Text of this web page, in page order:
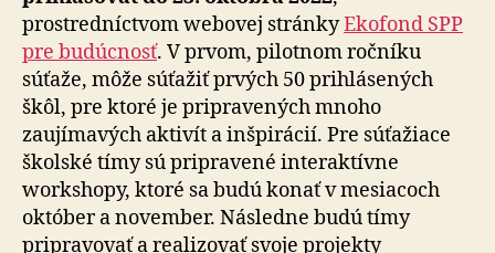
prostredníctvom webovej stránkyEkofond SPP
pre budúcnosť. V prvom, pilotnom ročníku
súťaže, môže súťažiť prvých 50 prihlásených
škôl, pre ktoré je pripravených mnoho
zaujímavých aktivít a inšpirácií. Pre súťažiace
školské tímy sú pripravené interaktívne
workshopy, ktoré sa budú konať v mesiacoch
október a november. Následne budú tímy
pripravovať a realizovať svoje projekty